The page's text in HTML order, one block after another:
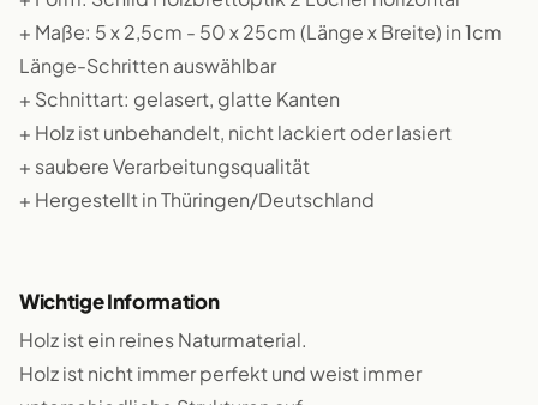
+ Maße: 5 x 2,5cm - 50 x 25cm (Länge x Breite) in 1cm
Länge-Schritten auswählbar
+ Schnittart: gelasert, glatte Kanten
+ Holz ist unbehandelt, nicht lackiert oder lasiert
+ saubere Verarbeitungsqualität
+ Hergestellt in Thüringen/Deutschland
Wichtige Information
Holz ist ein reines Naturmaterial.
Holz ist nicht immer perfekt und weist immer